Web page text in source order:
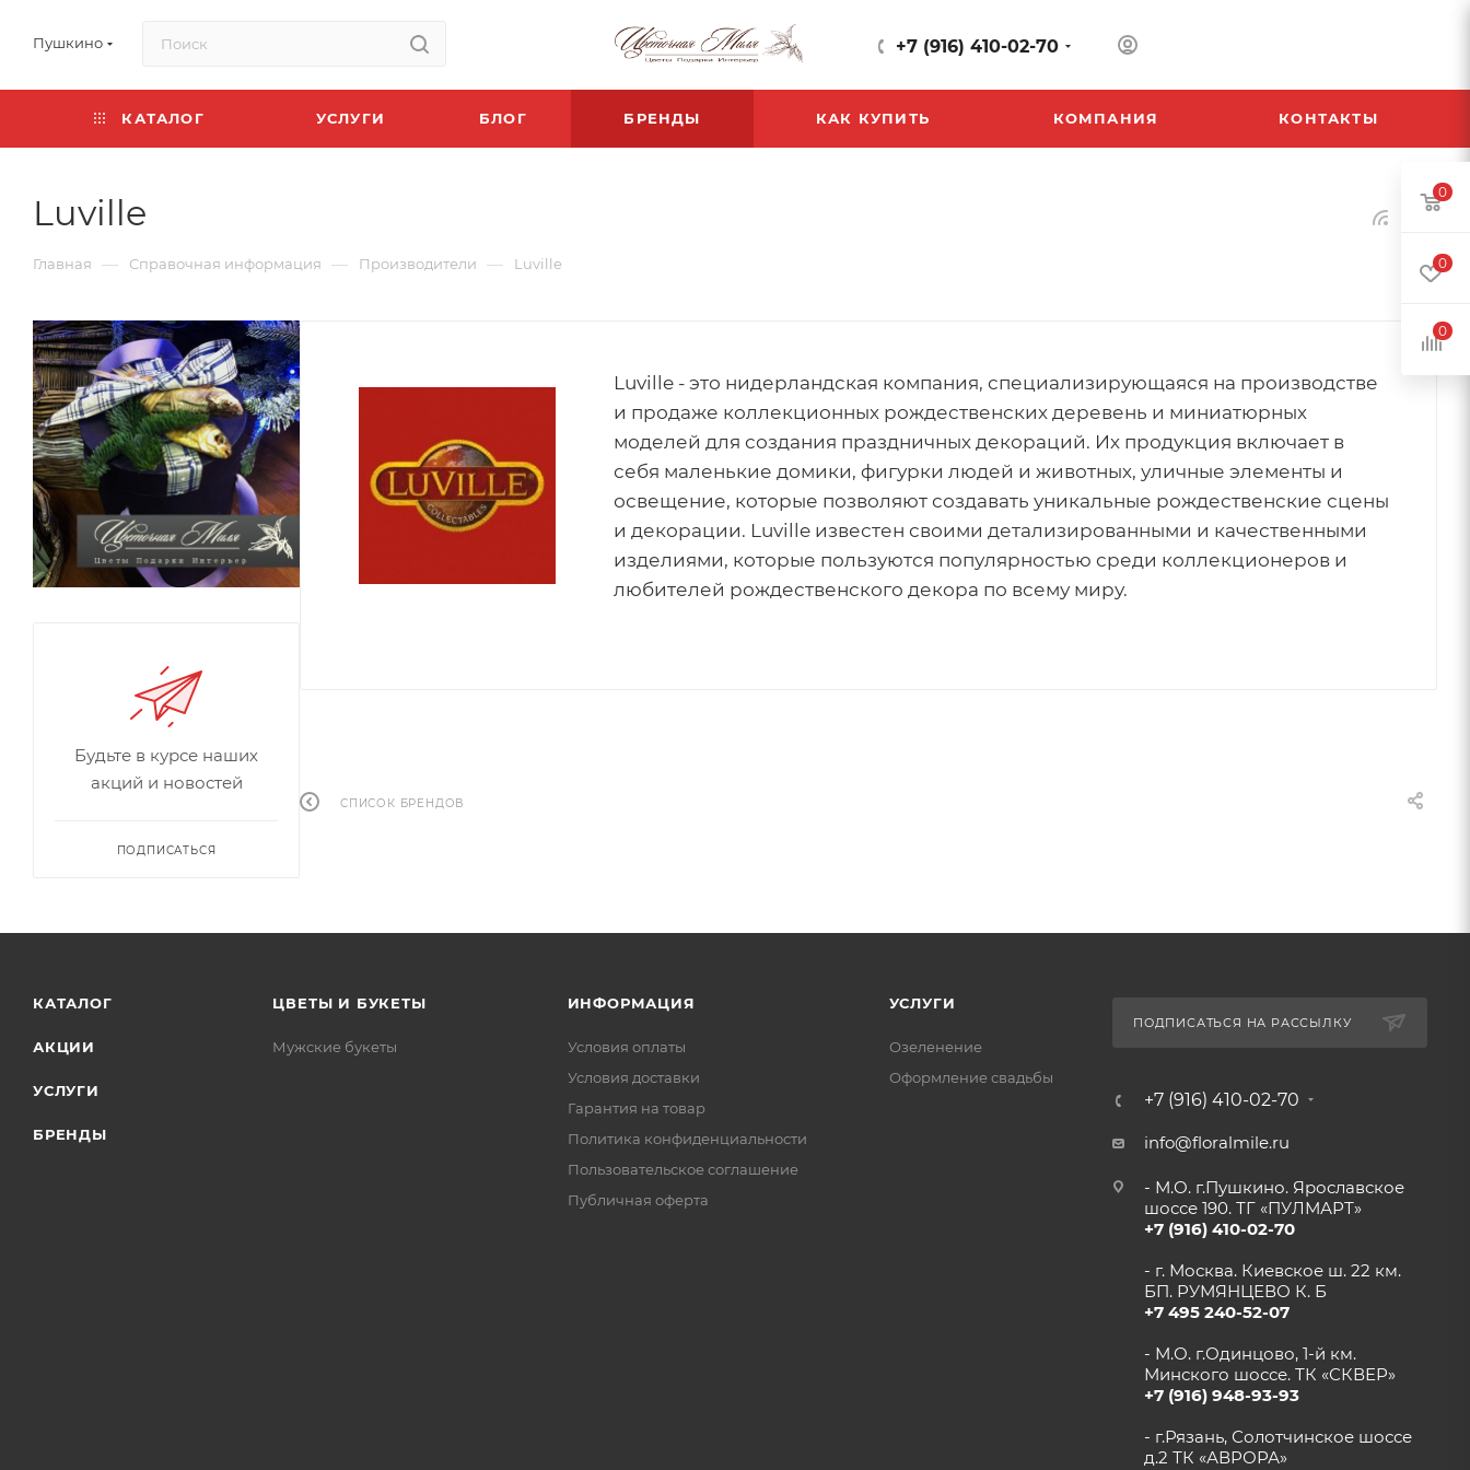
Пушкино +7 (916) 410-02-70
КАТАЛОГ УСЛУГИ БЛОГ БРЕНДЫ КАК КУПИТЬ КОМПАНИЯ КОНТАКТЫ
Luville
Главная — Справочная информация — Производители — Luville
Luville - это нидерландская компания, специализирующаяся на производстве
и продаже коллекционных рождественских деревень и миниатюрных
моделей для создания праздничных декораций. Их продукция включает в
себя маленькие домики, фигурки людей и животных, уличные элементы и
освещение, которые позволяют создавать уникальные рождественские сцены
и декорации. Luville известен своими детализированными и качественными
изделиями, которые пользуются популярностью среди коллекционеров и
любителей рождественского декора по всему миру.
СПИСОК БРЕНДОВ
Будьте в курсе наших
акций и новостей
ПОДПИСАТЬСЯ
КАТАЛОГ
АКЦИИ
УСЛУГИ
БРЕНДЫ
ЦВЕТЫ И БУКЕТЫ
Мужские букеты
ИНФОРМАЦИЯ
Условия оплаты
Условия доставки
Гарантия на товар
Политика конфиденциальности
Пользовательское соглашение
Публичная оферта
УСЛУГИ
Озеленение
Оформление свадьбы
ПОДПИСАТЬСЯ НА РАССЫЛКУ
+7 (916) 410-02-70
info@floralmile.ru
- М.О. г.Пушкино. Ярославское
шоссе 190. ТГ «ПУЛМАРТ»
+7 (916) 410-02-70
- г. Москва. Киевское ш. 22 км.
БП. РУМЯНЦЕВО К. Б
+7 495 240-52-07
- М.О. г.Одинцово, 1-й км.
Минского шоссе. ТК «СКВЕР»
+7 (916) 948-93-93
- г.Рязань, Солотчинское шоссе
д.2 ТК «АВРОРА»
0
0
0